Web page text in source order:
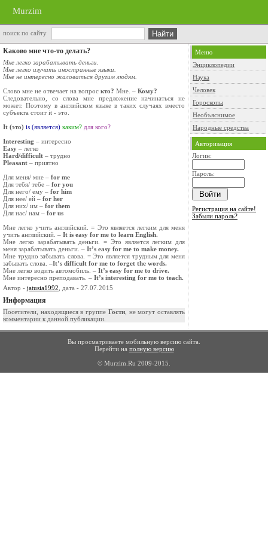
Murzim
поиск по сайту
Каково мне что-то делать?
Мне легко зарабатывать деньги.
Мне легко изучать иностранные языки.
Мне не интересно жаловаться другим людям.
Слово мне не отвечает на вопрос кто? Мне. – Кому?
Следовательно, со слова мне предложение начинаться не
может. Поэтому в английском языке в таких случаях вместо
субъекта стоит it - это.
It (это) is (является) каким? для кого?
Interesting – интересно
Easy – легко
Hard/difficult – трудно
Pleasant – приятно
Для меня/ мне – for me
Для тебя/ тебе – for you
Для него/ ему – for him
Для нее/ ей – for her
Для них/ им – for them
Для нас/ нам – for us
Мне легко учить английский. = Это является легким для меня
учить английский. – It is easy for me to learn English.
Мне легко зарабатывать деньги. = Это является легким для
меня зарабатывать деньги. – It’s easy for me to make money.
Мне трудно забывать слова. = Это является трудным для меня
забывать слова. –It’s difficult for me to forget the words.
Мне легко водить автомобиль. – It’s easy for me to drive.
Мне интересно преподавать. – It’s interesting for me to teach.
Автор - jatusia1992 , дата - 27.07.2015
Информация
Посетители, находящиеся в группе Гости, не могут оставлять
комментарии к данной публикации.
Меню
Энциклопедии
Наука
Человек
Гороскопы
Необъяснимое
Народные средства
Авторизация
Логин:
Пароль:
Регистрация на сайте!
Забыли пароль?
Вы просматриваете мобильную версию сайта.
Перейти на полную версию
© Murzim.Ru 2009-2015.